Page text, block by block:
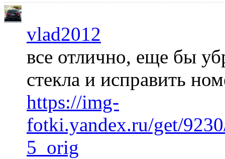
vlad2012
все отлично, еще бы
стекла и исправить
https://img-
fotki.yandex.ru/get/
5_orig